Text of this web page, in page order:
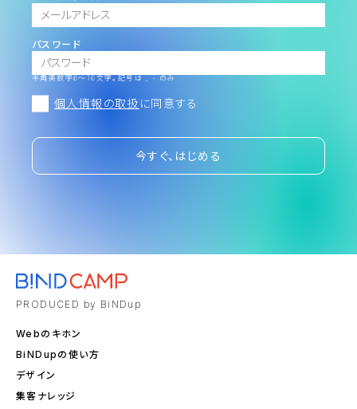
パスワード
半角英数字6～16文字。記号は _ - のみ
個人情報の取扱 に同意する
今すぐ、はじめる
PRODUCED by BiNDup
Webのキホン
BiNDupの使い方
デザイン
集客ナレッジ